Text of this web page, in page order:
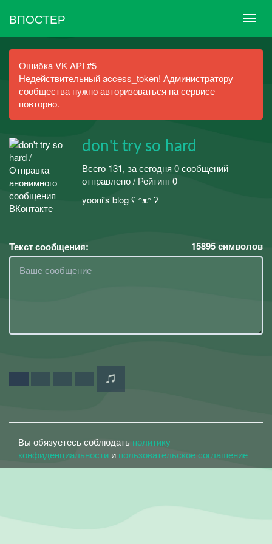
ВПОСТЕР
Ошибка VK API #5
Недействительный access_token! Администратору
сообщества нужно авторизоваться на сервисе
повторно.
don't try so hard
Всего 131, за сегодня 0 сообщений
отправлено / Рейтинг 0
yooni's blog ʕ ᵔᴥᵔ ʔ
Текст сообщения: 15895символов
Вы обязуетесь соблюдать политику
конфиденциальности и пользовательское соглашение